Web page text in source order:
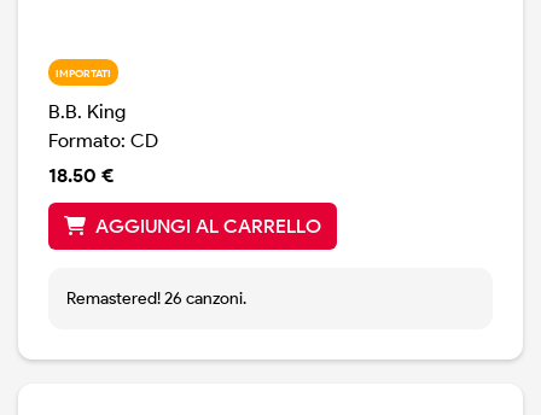
IMPORTATI
B.B. King
Formato: CD
18.50 €
AGGIUNGI AL CARRELLO
Remastered! 26 canzoni.